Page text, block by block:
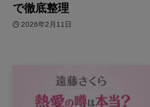
で徹底整理
2026年2月11日